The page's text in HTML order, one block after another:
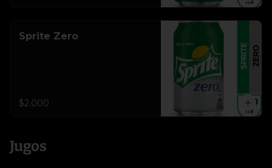
Sprite Zero
$2.000
Jugos